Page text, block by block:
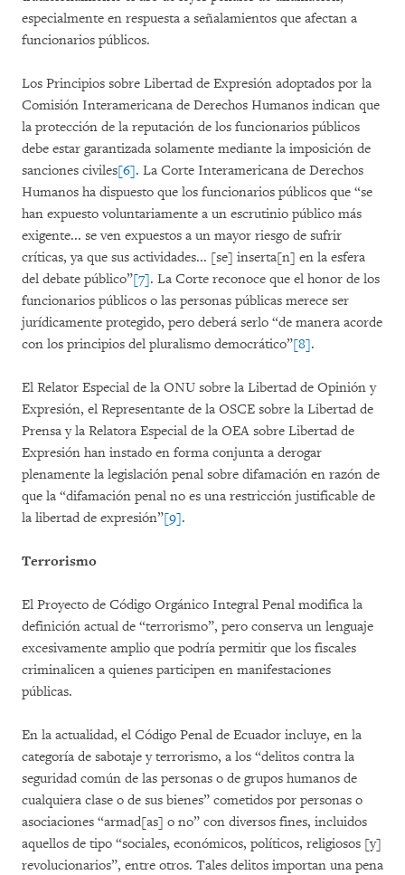
especialmente en respuesta a señalamientos que afectan a
funcionarios públicos.
Los Principios sobre Libertad de Expresión adoptados por la
Comisión Interamericana de Derechos Humanos indican que
la protección de la reputación de los funcionarios públicos
debe estar garantizada solamente mediante la imposición de
sanciones civiles[6]. La Corte Interamericana de Derechos
Humanos ha dispuesto que los funcionarios públicos que “se
han expuesto voluntariamente a un escrutinio público más
exigente... se ven expuestos a un mayor riesgo de sufrir
críticas, ya que sus actividades... [se] inserta[n] en la esfera
del debate público”[7]. La Corte reconoce que el honor de los
funcionarios públicos o las personas públicas merece ser
jurídicamente protegido, pero deberá serlo “de manera acorde
con los principios del pluralismo democrático”[8].
El Relator Especial de la ONU sobre la Libertad de Opinión y
Expresión, el Representante de la OSCE sobre la Libertad de
Prensa y la Relatora Especial de la OEA sobre Libertad de
Expresión han instado en forma conjunta a derogar
plenamente la legislación penal sobre difamación en razón de
que la “difamación penal no es una restricción justificable de
la libertad de expresión”[9].
Terrorismo
El Proyecto de Código Orgánico Integral Penal modifica la
definición actual de “terrorismo”, pero conserva un lenguaje
excesivamente amplio que podría permitir que los fiscales
criminalicen a quienes participen en manifestaciones
públicas.
En la actualidad, el Código Penal de Ecuador incluye, en la
categoría de sabotaje y terrorismo, a los “delitos contra la
seguridad común de las personas o de grupos humanos de
cualquiera clase o de sus bienes” cometidos por personas o
asociaciones “armad[as] o no” con diversos fines, incluidos
aquellos de tipo “sociales, económicos, políticos, religiosos [y]
revolucionarios”, entre otros. Tales delitos importan una pena